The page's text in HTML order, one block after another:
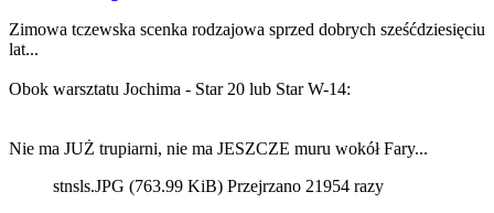
Zimowa tczewska scenka rodzajowa sprzed dobrych sześćdziesięciu
lat...
Obok warsztatu Jochima - Star 20 lub Star W-14:
Nie ma JUŻ trupiarni, nie ma JESZCZE muru wokół Fary...
stnsls.JPG (763.99 KiB) Przejrzano 21954 razy